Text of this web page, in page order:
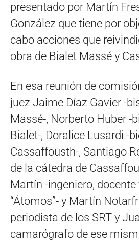
presentado por Martín
González que tiene por
cabo acciones que
obra de Bialet Massé y
En esa reunión de
juez Jaime Díaz Gavier -
Massé-, Norberto Huber -
Bialet-, Doralice Lusardi -
Cassaffousth-, Santiago
de la cátedra de
Martín -ingeniero,
“Átomos”- y Martín
periodista de los SRT y
camarógrafo de ese